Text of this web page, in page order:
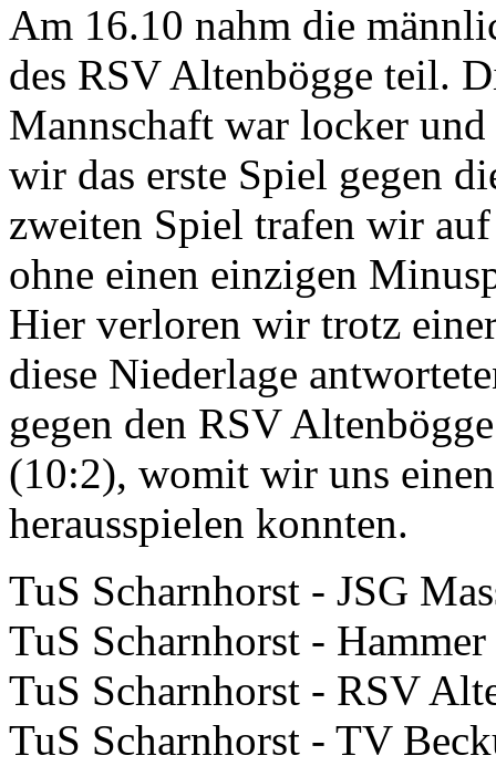
Am 16.10 nahm die
des RSV Altenbögge teil.
Mannschaft war locker
wir das erste Spiel gegen
zweiten Spiel trafen wir
ohne einen einzigen
Hier verloren wir trotz
diese Niederlage
gegen den RSV
(10:2), womit wir uns
herausspielen konnten.
TuS Scharnhorst - JSG
TuS Scharnhorst -
TuS Scharnhorst - RSV
TuS Scharnhorst - TV